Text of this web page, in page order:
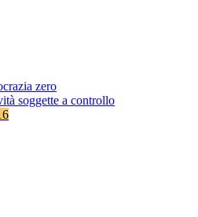
zero
soggette a controllo